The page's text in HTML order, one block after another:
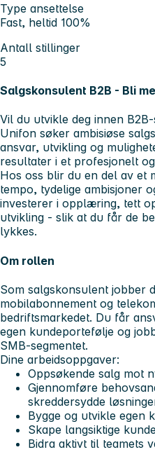
Type ansettelse
Fast, heltid 100%
Antall stillinger
5
Salgskonsulent B2B - Bli
Vil du utvikle deg innen
Unifon søker ambisiøse
ansvar, utvikling og
resultater i et profesjonelt
Hos oss blir du en del av et
tempo, tydelige ambisjoner
investerer i opplæring, tett
utvikling - slik at du får de
lykkes.
Om rollen
Som salgskonsulent jobber
mobilabonnement og
bedriftsmarkedet. Du får
egen kundeportefølje og
SMB-segmentet.
Dine arbeidsoppgaver:
Oppsøkende salg mot
Gjennomføre
skreddersydde
Bygge og utvikle egen
Skape langsiktige
Bidra aktivt til teamets